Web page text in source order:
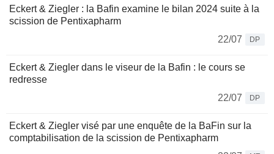
Eckert & Ziegler : la Bafin examine le bilan 2024 suite à la
scission de Pentixapharm
22/07
DP
Eckert & Ziegler dans le viseur de la Bafin : le cours se
redresse
22/07
DP
Eckert & Ziegler visé par une enquête de la BaFin sur la
comptabilisation de la scission de Pentixapharm